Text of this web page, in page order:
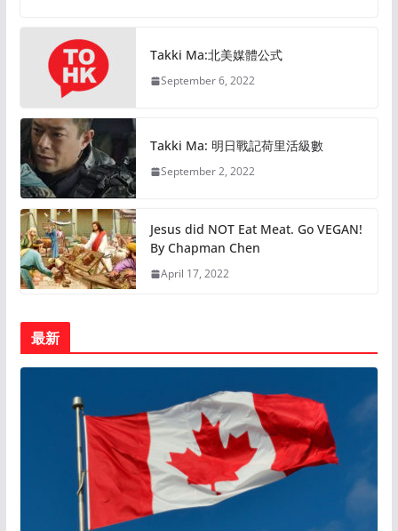
Takki Ma:北美媒體公式
September 6, 2022
Takki Ma: 明日戰記荷里活級數
September 2, 2022
Jesus did NOT Eat Meat. Go VEGAN!
By Chapman Chen
April 17, 2022
最新